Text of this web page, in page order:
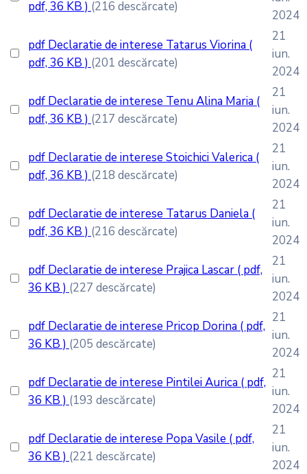
pdf, 36 KB ) (216 descărcate)
2024
pdf Declaratie de interese Tatarus Viorina (
pdf, 36 KB ) (201 descărcate)
21
iun.
2024
pdf Declaratie de interese Tenu Alina Maria (
pdf, 36 KB ) (217 descărcate)
21
iun.
2024
pdf Declaratie de interese Stoichici Valerica (
pdf, 36 KB ) (218 descărcate)
21
iun.
2024
pdf Declaratie de interese Tatarus Daniela (
pdf, 36 KB ) (216 descărcate)
21
iun.
2024
pdf Declaratie de interese Prajica Lascar ( pdf,
36 KB ) (227 descărcate)
21
iun.
2024
pdf Declaratie de interese Pricop Dorina ( pdf,
36 KB ) (205 descărcate)
21
iun.
2024
pdf Declaratie de interese Pintilei Aurica ( pdf,
36 KB ) (193 descărcate)
21
iun.
2024
pdf Declaratie de interese Popa Vasile ( pdf,
36 KB ) (221 descărcate)
21
iun.
2024